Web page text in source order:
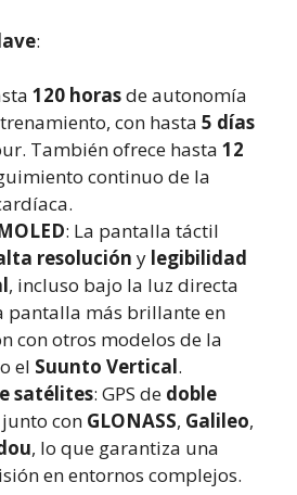
:
120 horasde autonomía
con hasta 5 días
También ofrece hasta 12
continuo de la
: La pantalla táctil
resolución y legibilidad
, incluso bajo la luz directa
pantalla más brillante en
con otros modelos de la
el Suunto Vertical.
satélites: GPS de doble
junto con GLONASS, Galileo,
, lo que garantiza una
en entornos complejos.